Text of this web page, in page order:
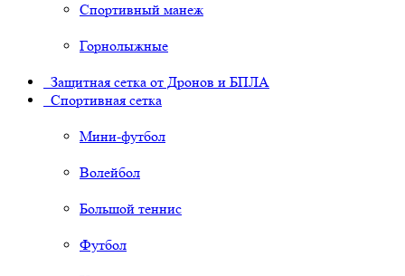
Спортивный манеж
Горнолыжные
Защитная сетка от Дронов и БПЛА
Спортивная сетка
Мини-футбол
Волейбол
Большой теннис
Футбол